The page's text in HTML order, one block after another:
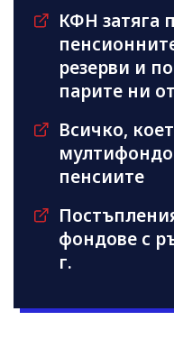
КФН затяга
резерви и
парите ни
Всичко,
пенсиите
фондове с
г.